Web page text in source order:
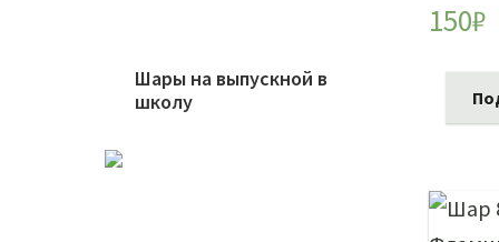
150₽
Шары на выпускной в
школу